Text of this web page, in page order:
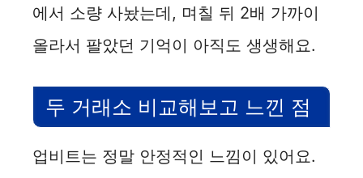
에서 소량 사놨는데, 며칠 뒤 2배 가까이
올라서 팔았던 기억이 아직도 생생해요.
두 거래소 비교해보고 느낀 점
업비트는 정말 안정적인 느낌이 있어요.